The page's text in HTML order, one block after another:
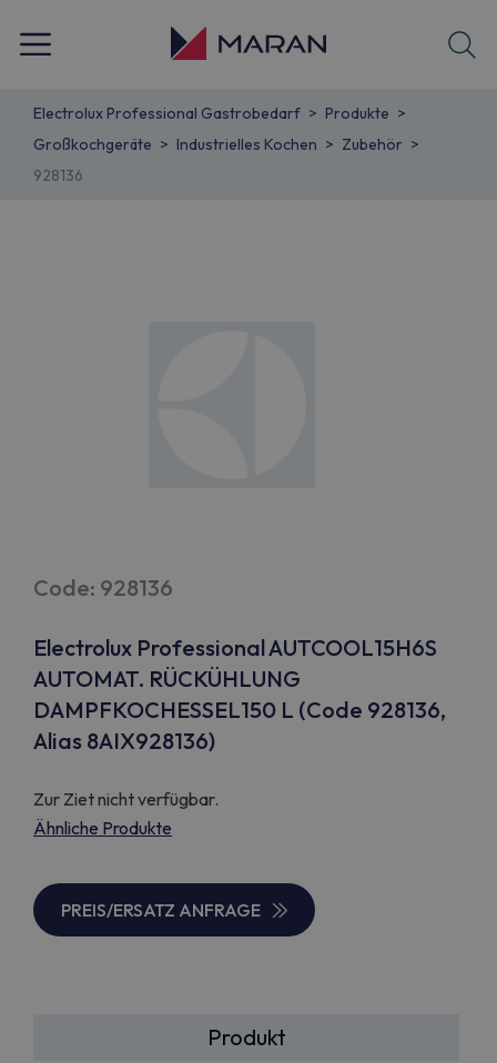
Electrolux Professional Gastrobedarf
Produkte
Großkochgeräte
Industrielles Kochen
Zubehör
928136
Code: 928136
Electrolux Professional AUTCOOL15H6S
AUTOMAT. RÜCKÜHLUNG
DAMPFKOCHESSEL150 L (Code 928136,
Alias 8AIX928136)
Zur Ziet nicht verfügbar.
Ähnliche Produkte
PREIS/ERSATZ ANFRAGE
Produkt